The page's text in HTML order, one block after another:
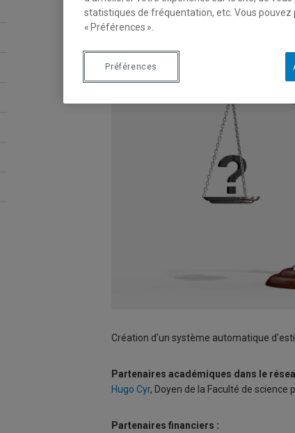
Chercheure de l’UQAM impliqué :
Marie-Jean Meurs
Création d’un système automatique
Partenaires académiques dans le
Hugo Cyr, Doyen de la Faculté de science
Partenaires financiers :
statistiques de fréquentation, etc. Vous
« Préférences ».
Préférences